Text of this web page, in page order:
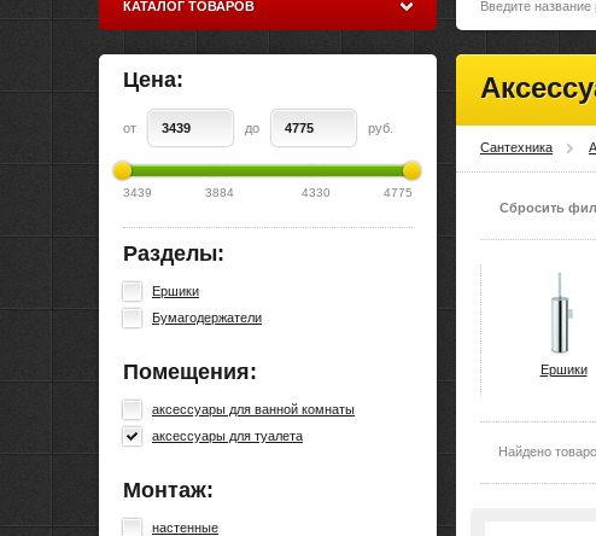
КАТАЛОГ ТОВАРОВ
Цена:
от до руб.
3439 3884 4330 4775
Разделы:
Ершики
Бумагодержатели
Помещения:
аксессуары для ванной комнаты
аксессуары для туалета
Монтаж:
настенные
Сантехника
Сбросить
Ершики
Найдено